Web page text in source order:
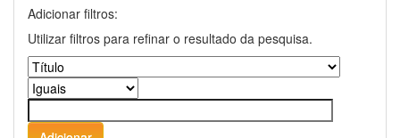
Adicionar filtros:
Utilizar filtros para refinar o resultado da pesquisa.